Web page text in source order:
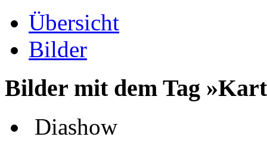
Übersicht
Bilder
Bilder mit dem Tag
Diashow